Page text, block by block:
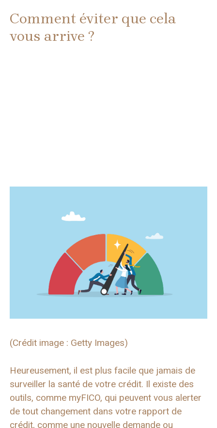
Comment éviter que cela
vous arrive ?
(Crédit image : Getty Images)
Heureusement, il est plus facile que jamais de
surveiller la santé de votre crédit. Il existe des
outils, comme myFICO, qui peuvent vous alerter
de tout changement dans votre rapport de
crédit, comme une nouvelle demande ou